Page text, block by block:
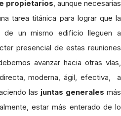
propietarios, aunque necesarias
tarea titánica para lograr que la
de un mismo edificio lleguen a
presencial de estas reuniones
avanzar hacia otras vías,
moderna, ágil, efectiva, a
las juntas generales más
estar más enterado de lo